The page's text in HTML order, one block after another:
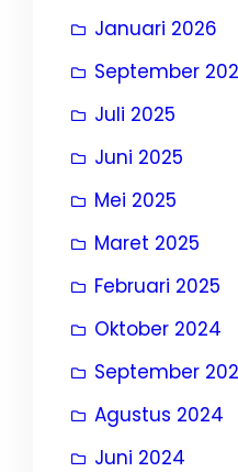
Januari 2026
September
Juli 2025
Juni 2025
Mei 2025
Maret 2025
Februari 2025
Oktober 2024
September
Agustus 2024
Juni 2024